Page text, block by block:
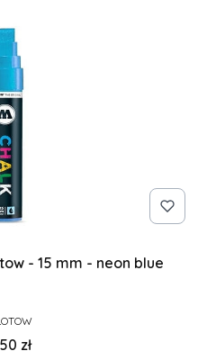
- 15 mm - neon blue
zł